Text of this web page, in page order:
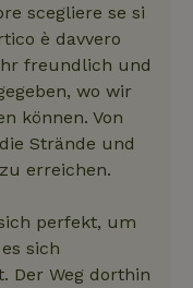
scegliere se si
è davvero
freundlich und
wo wir
können. Von
Strände und
erreichen.
perfekt, um
sich
Der Weg dorthin